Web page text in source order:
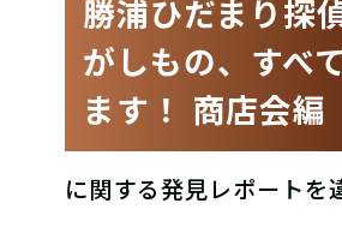
勝浦ひだまり探
がしもの、すべ
ます！ 商店会編
に関する発見レポートを